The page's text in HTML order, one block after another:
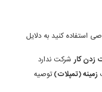
استفاده کنید به دلایل
زدن کار شرکت ندارد
زمینه (تمپلات)توصیه